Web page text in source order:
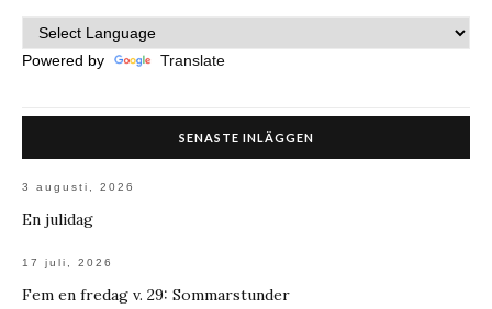
Powered by Translate
SENASTE INLÄGGEN
3 augusti, 2026
En julidag
17 juli, 2026
Fem en fredag v. 29: Sommarstunder